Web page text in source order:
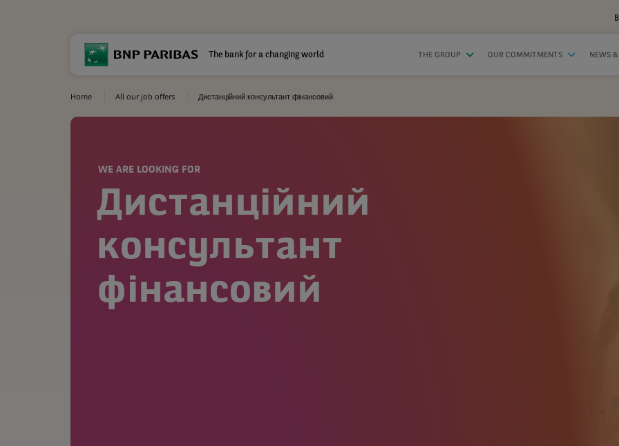
The bank for a changing world THE GROUP OUR COMMITMENTS NEWS
Home All our job offers Дистанційний консультант фінансовий
WE ARE LOOKING FOR
Дистанційний
консультант
фінансовий